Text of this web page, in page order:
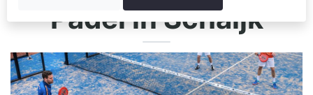
Padel in Schaijk